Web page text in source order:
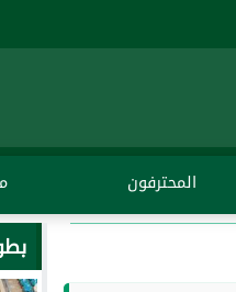
المحترفون